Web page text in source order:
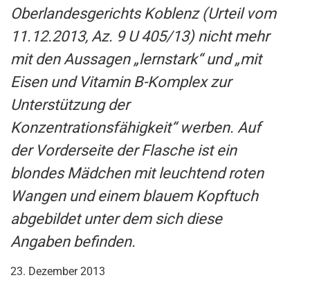
Oberlandesgerichts Koblenz (Urteil vom
11.12.2013, Az. 9 U 405/13) nicht mehr
mit den Aussagen „lernstark“ und „mit
Eisen und Vitamin B-Komplex zur
Unterstützung der
Konzentrationsfähigkeit“ werben. Auf
der Vorderseite der Flasche ist ein
blondes Mädchen mit leuchtend roten
Wangen und einem blauem Kopftuch
abgebildet unter dem sich diese
Angaben befinden.
23. Dezember 2013